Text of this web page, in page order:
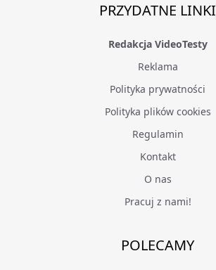
PRZYDATNE LINKI
Redakcja VideoTesty
Reklama
Polityka prywatności
Polityka plików cookies
Regulamin
Kontakt
O nas
Pracuj z nami!
POLECAMY